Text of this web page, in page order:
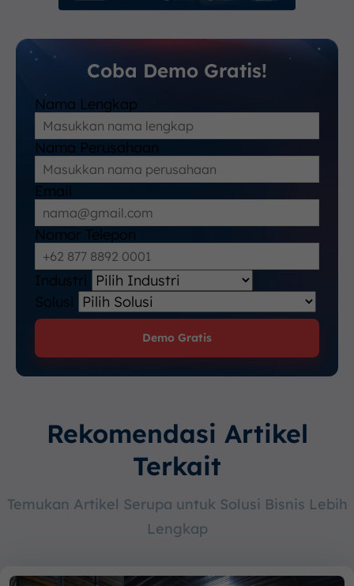
Coba Demo Gratis!
Nama Lengkap
Nama Perusahaan
Email
Nomor Telepon
Industri
Solusi
Demo Gratis
Rekomendasi Artikel
Terkait
Temukan Artikel Serupa untuk Solusi Bisnis Lebih
Lengkap